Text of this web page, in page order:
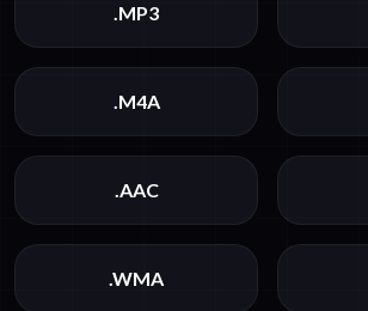
.MP3
.M4A
.AAC
.WMA